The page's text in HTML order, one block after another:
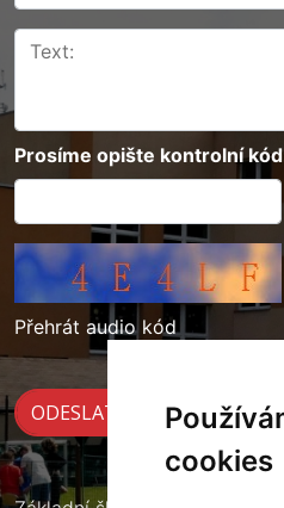
cookies
Prosíme opište kontrolní
Přehrát audio kód